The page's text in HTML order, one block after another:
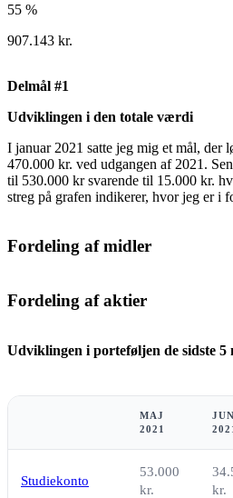
55 %
907.143 kr.
Delmål #1
Udviklingen i den totale værdi
I januar 2021 satte jeg mig et mål, der
470.000 kr. ved udgangen af 2021.
til 530.000 kr svarende til 15.000 kr.
streg på grafen indikerer, hvor jeg er i
Fordeling af midler
Fordeling af aktier
Udviklingen i porteføljen de sidste 5
MAJ
2021
Studiekonto
53.000
kr.
kr.